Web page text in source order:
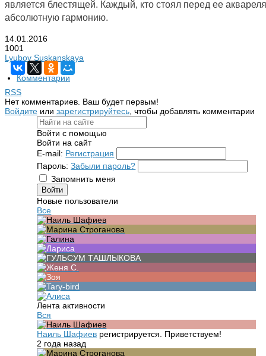
является блестящей. Каждый, кто стоял перед ее
абсолютную гармонию.
14.01.2016
1001
Lyubov Suskanskaya
Комментарии
RSS
Нет комментариев. Ваш будет первым!
Войдите или зарегистрируйтесь , чтобы добавлять комментарии
Войти с помощью
Войти на сайт
E-mail: Регистрация
Пароль: Забыли пароль?
Запомнить меня
Новые пользователи
Все
Лента активности
Вся
Наиль Шафиев регистрируется. Приветствуем!
2 года назад